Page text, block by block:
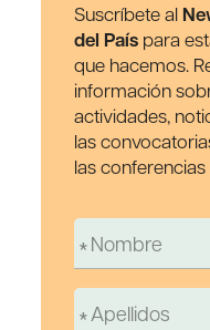
Suscríbete al
del País para
que hacemos.
información
actividades,
las
las